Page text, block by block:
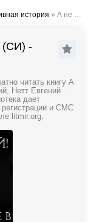
история » А не пора ли мне в ДОРОГУ?! (СИ) - Нетт Евгений
-
читать книгу А
Нетт Евгений .
дает
регистрации и СМС
litmir.org.